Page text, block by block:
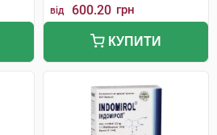
від 600.20 грн
КУПИТИ